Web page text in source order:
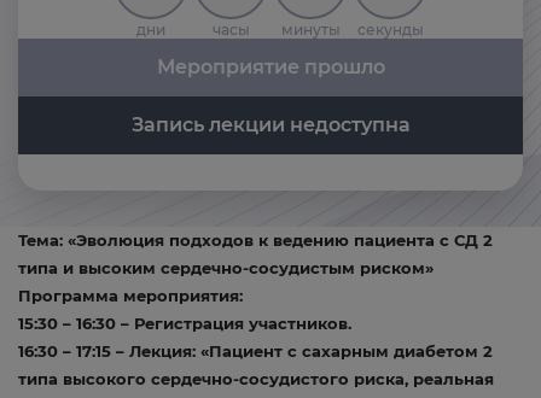
дни часы минуты секунды
Мероприятие прошло
Запись лекции недоступна
Тема: «Эволюция подходов к ведению пациента с СД 2
типа и высоким сердечно-сосудистым риском»
Программа мероприятия:
15:30 – 16:30 – Регистрация участников.
16:30 – 17:15 – Лекция: «Пациент с сахарным диабетом 2
типа высокого сердечно-сосудистого риска, реальная